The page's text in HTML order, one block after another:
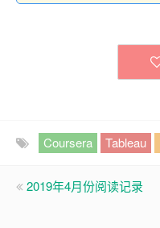
Coursera Tableau
2019年4月份阅读记录